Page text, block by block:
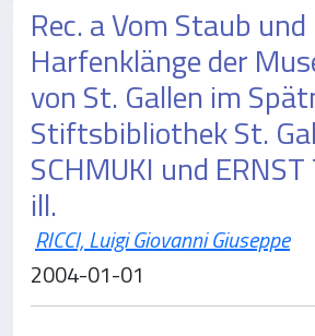
Rec. a Vom Staub
Harfenklänge der
von St. Gallen im
Stiftsbibliothek St.
SCHMUKI und
ill.
RICCI, Luigi Giovanni Giuseppe
2004-01-01